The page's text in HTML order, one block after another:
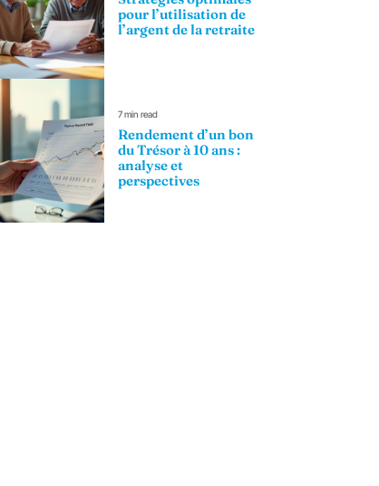
pour l’utilisation de
l’argent de la retraite
7 min read
Rendement d’un bon
du Trésor à 10 ans :
analyse et
perspectives